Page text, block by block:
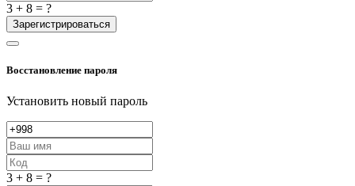
3 + 8 = ?
Зарегистрироваться
Восстановление пароля
Установить новый пароль
3 + 8 = ?